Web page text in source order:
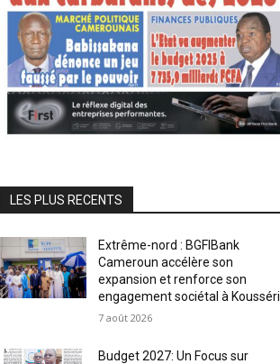
LES PLUS RECENTS
Extrême-nord : BGFIBank
Cameroun accélère son
expansion et renforce son
engagement sociétal à Kousséri
7 août 2026
Budget 2027: Un Focus sur